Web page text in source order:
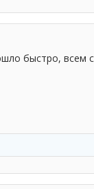
быстро, всем